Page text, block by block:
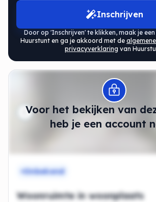
Inschrijven
Door op 'Inschrijven' te klikken, maak je
Huurstunt en ga je akkoord met de
privacyverklaring van
Voor het bekijken van
heb je een account
Modal
Onbekend
Woonruimte in woonplaats